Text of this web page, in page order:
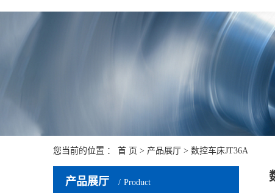
您当前的位置 ： 首 页 > 产品展厅 > 数控车床JT36A
产品展厅 Product